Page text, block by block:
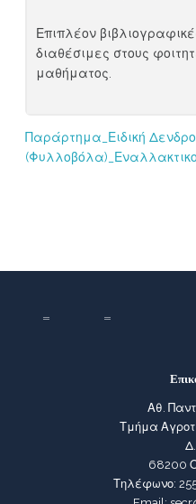
Επιπλέον
διαθέσιμες στους
μαθήματος.
Παράρτημα_Ειδική
Αθ.
Τμήμα
68200
Τηλέφωνο: